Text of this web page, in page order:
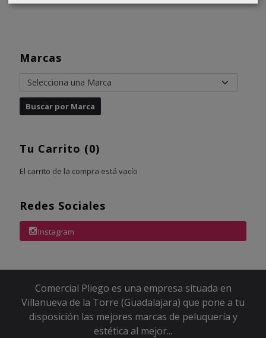
Marcas
Tu Carrito (0)
El carrito de la compra está vacío
Redes Sociales
Instagram
Comercial Pliego es una empresa situada en
Villanueva de la Torre (Guadalajara) que pone a tu
disposición las mejores marcas de peluquería y
estética al mejor...